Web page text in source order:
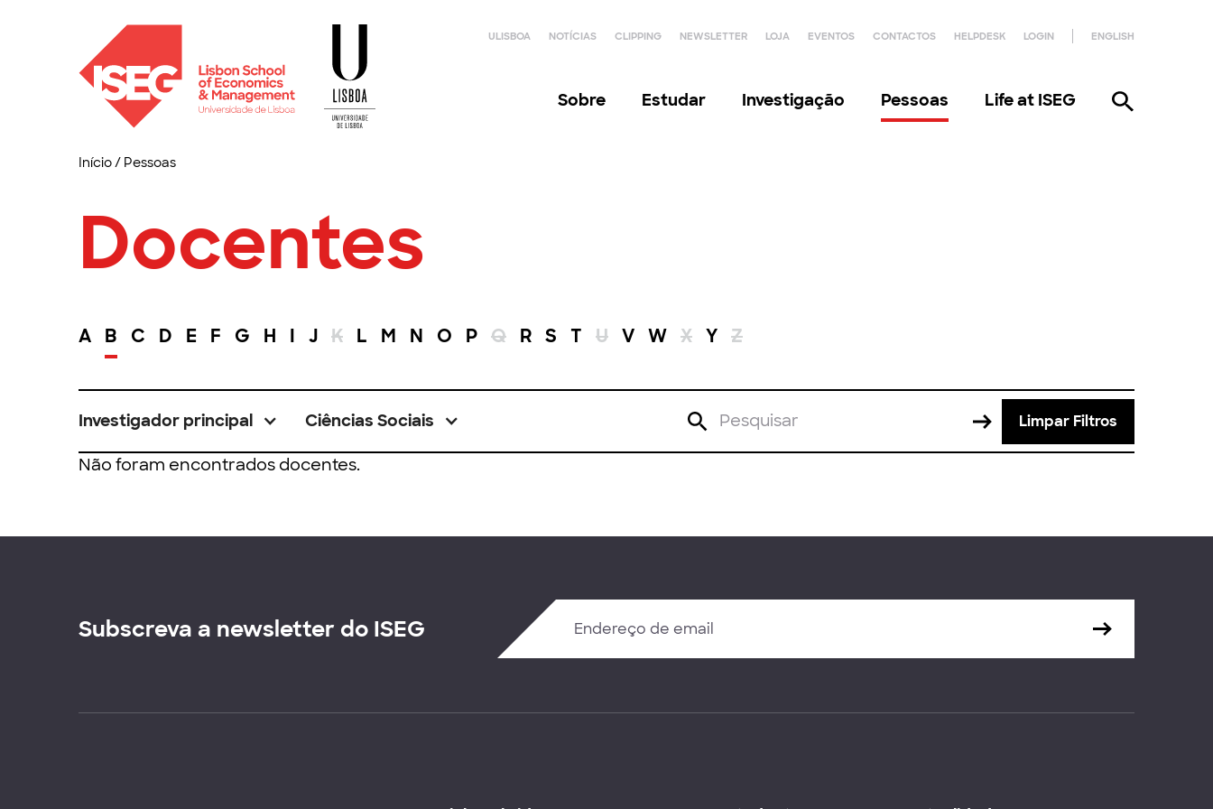
ULISBOA NOTÍCIAS CLIPPING NEWSLETTER LOJA EVENTOS CONTACTOS HELPDESK LOGIN ENGLISH
Sobre Estudar Investigação Pessoas Life at ISEG
Início/ Pessoas
Docentes
A B C D E F G H I J K L M N O P Q R S T U V W X Y Z
Investigador principal Ciências Sociais Limpar Filtros
Não foram encontrados docentes.
Subscreva a newsletter do ISEG